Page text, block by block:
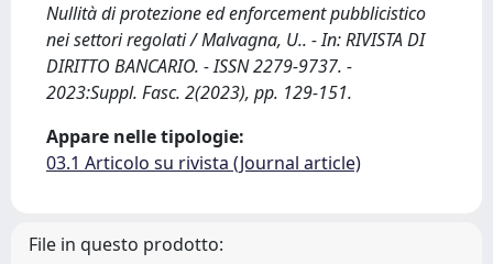
Nullità di protezione ed enforcement pubblicistico
nei settori regolati / Malvagna, U.. - In: RIVISTA DI
DIRITTO BANCARIO. - ISSN 2279-9737. -
2023:Suppl. Fasc. 2(2023), pp. 129-151.
Appare nelle tipologie:
03.1 Articolo su rivista (Journal article)
File in questo prodotto: